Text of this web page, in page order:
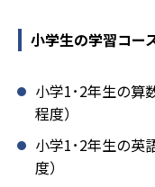
小学生の学習コー
小学1･2年生の算
程度）
小学1･2年生の英
度）